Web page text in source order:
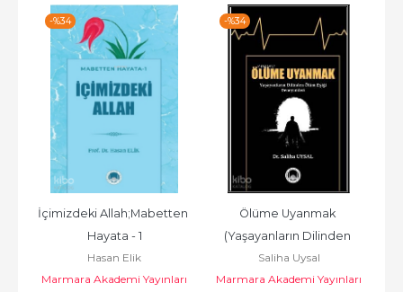
-%34
İçimizdeki Allah;Mabetten
Hayata - 1
Hasan Elik
Marmara Akademi Yayınları
-%34
Ölüme Uyanmak
(Yaşayanların Dilinden
Ölüm Eşiği Deneyimleri)
Saliha Uysal
Marmara Akademi Yayınları